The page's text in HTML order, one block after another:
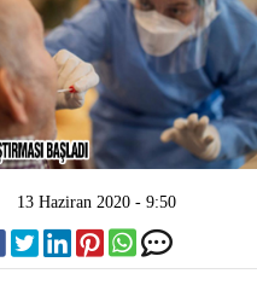
13 Haziran 2020 - 9:50